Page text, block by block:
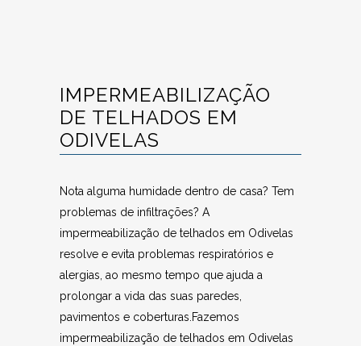
IMPERMEABILIZAÇÃO
DE TELHADOS EM
ODIVELAS
Nota alguma humidade dentro de casa? Tem
problemas de infiltrações? A
impermeabilização de telhados em Odivelas
resolve e evita problemas respiratórios e
alergias, ao mesmo tempo que ajuda a
prolongar a vida das suas paredes,
pavimentos e coberturas.Fazemos
impermeabilização de telhados em Odivelas